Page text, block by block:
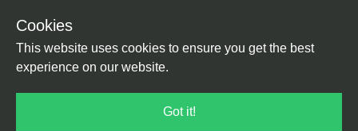
Cookies
This website uses cookies to ensure you get the best
experience on our website.
Got it!